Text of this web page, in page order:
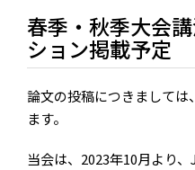
春季・秋季大会
ション掲載予定
論文の投稿につきましては
ます。
当会は、2023年10月より、